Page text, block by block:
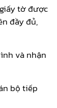
tờ được
đầy đủ,
và nhận
bộ tiếp